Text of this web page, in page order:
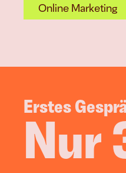
Online Marketing
Erstes
Nur